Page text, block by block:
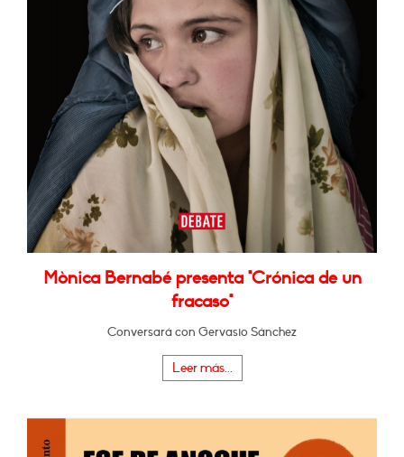
Mònica Bernabé presenta "Crónica de un
fracaso"
Conversará con Gervasio Sánchez
Leer más...